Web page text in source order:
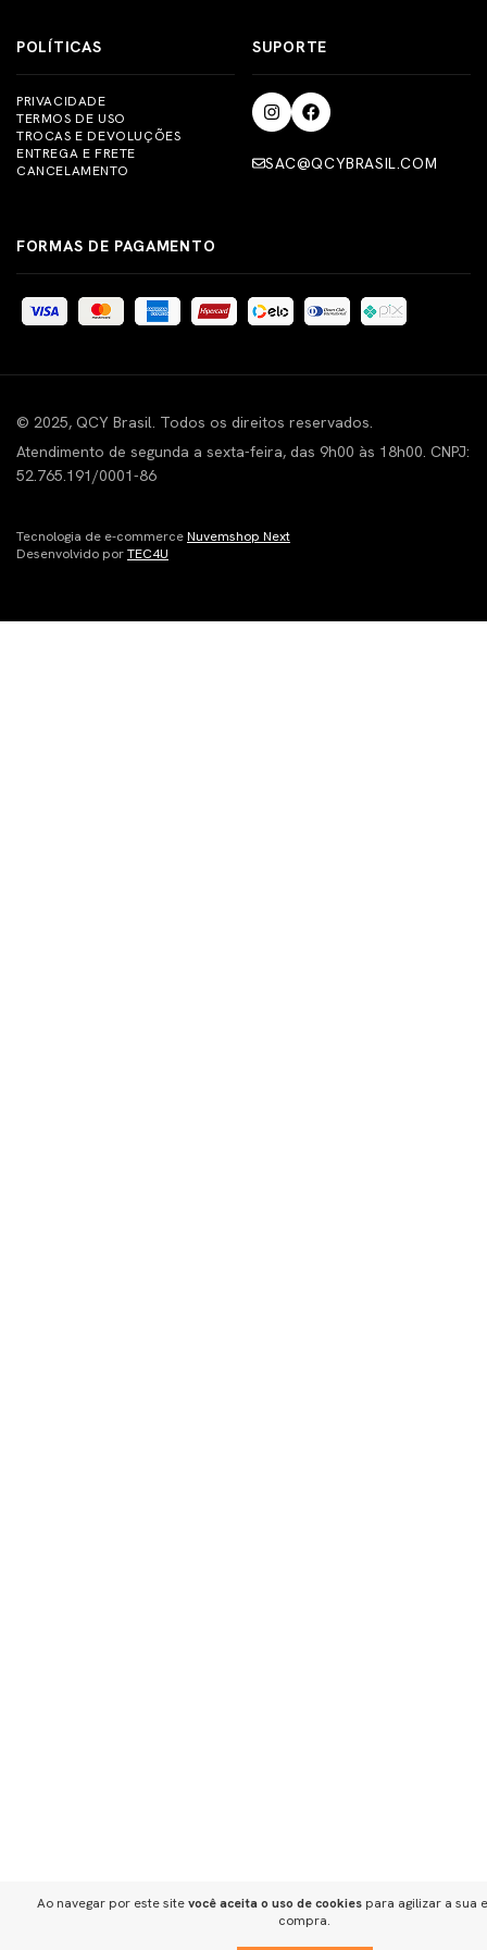
Ao navegar por este sitevocê aceita o uso de cookiespara agilizar a sua
compra.
POLÍTICAS
PRIVACIDADE
TERMOS DE USO
TROCAS E DEVOLUÇÕES
ENTREGA E FRETE
CANCELAMENTO
SUPORTE
SAC@QCYBRASIL.COM
FORMAS DE PAGAMENTO
© 2025, QCY Brasil. Todos os direitos reservados.
Atendimento de segunda a sexta-feira, das 9h00 às 18h00. CNPJ:
52.765.191/0001-86
Tecnologia de e-commerceNuvemshop Next
Desenvolvido porTEC4U